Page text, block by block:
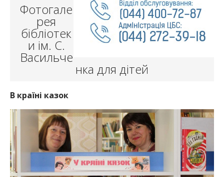
Фотогале
рея
бібліотек
и ім. С.
Васильче
нка для дітей
В країні казок